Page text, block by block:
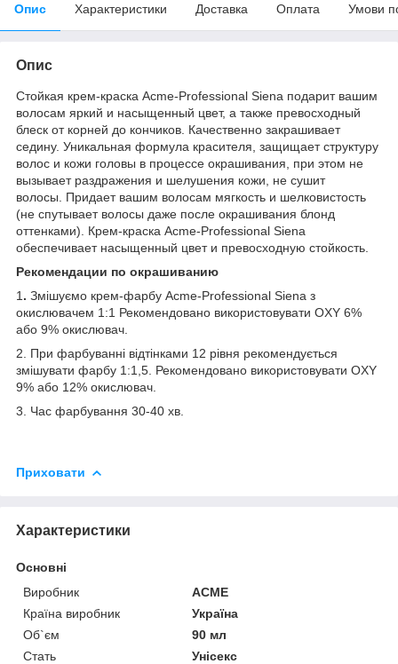
Опис Характеристики Доставка Оплата Умови
Опис
Стойкая крем-краска Acme-Professional Siena подарит вашим
волосам яркий и насыщенный цвет, а также превосходный
блеск от корней до кончиков. Качественно закрашивает
седину. Уникальная формула красителя, защищает структуру
волос и кожи головы в процессе окрашивания, при этом не
вызывает раздражения и шелушения кожи, не сушит
волосы. Придает вашим волосам мягкость и шелковистость
(не спутывает волосы даже после окрашивания блонд
оттенками). Крем-краска Acme-Professional Siena
обеспечивает насыщенный цвет и превосходную стойкость.
Рекомендации по окрашиванию
1 . Змішуємо крем-фарбу Acme-Professional Siena з
окислювачем 1:1 Рекомендовано використовувати OXY 6%
або 9% окислювач.
2. При фарбуванні відтінками 12 рівня рекомендується
змішувати фарбу 1:1,5. Рекомендовано використовувати OXY
9% або 12% окислювач.
3. Час фарбування 30-40 хв.
Приховати
Характеристики
Основні
Виробник
ACME
Країна виробник
Україна
Об`єм
90 мл
Стать
Унісекс